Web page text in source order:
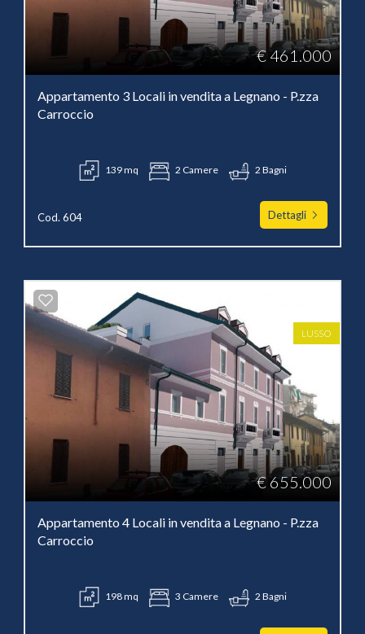
€ 461.000
Appartamento 3 Locali in vendita a Legnano - P.zza
Carroccio
139 mq 2 Camere 2 Bagni
Cod. 604 Dettagli
LUSSO
€ 655.000
Appartamento 4 Locali in vendita a Legnano - P.zza
Carroccio
198 mq 3 Camere 2 Bagni